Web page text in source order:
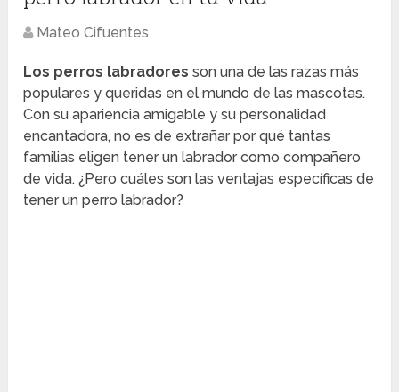
Mateo Cifuentes
Los perros labradores son una de las razas más
populares y queridas en el mundo de las mascotas.
Con su apariencia amigable y su personalidad
encantadora, no es de extrañar por qué tantas
familias eligen tener un labrador como compañero
de vida. ¿Pero cuáles son las ventajas específicas de
tener un perro labrador?